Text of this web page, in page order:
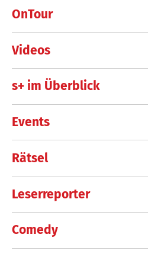
OnTour
Videos
s+ im Überblick
Events
Rätsel
Leserreporter
Comedy